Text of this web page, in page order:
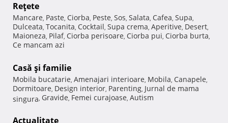
Reţete
Mancare, Paste, Ciorba, Peste, Sos, Salata, Cafea, Supa,
Dulceata, Tocanita, Cocktail, Supa crema, Aperitive, Desert,
Maioneza, Pilaf, Ciorba perisoare, Ciorba pui, Ciorba burta,
Ce mancam azi
Casă şi familie
Mobila bucatarie, Amenajari interioare, Mobila, Canapele,
Dormitoare, Design interior, Parenting, Jurnal de mama
singura, Gravide, Femei curajoase, Autism
Actualitate